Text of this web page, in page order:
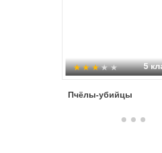
5
Пчёлы-убийцы